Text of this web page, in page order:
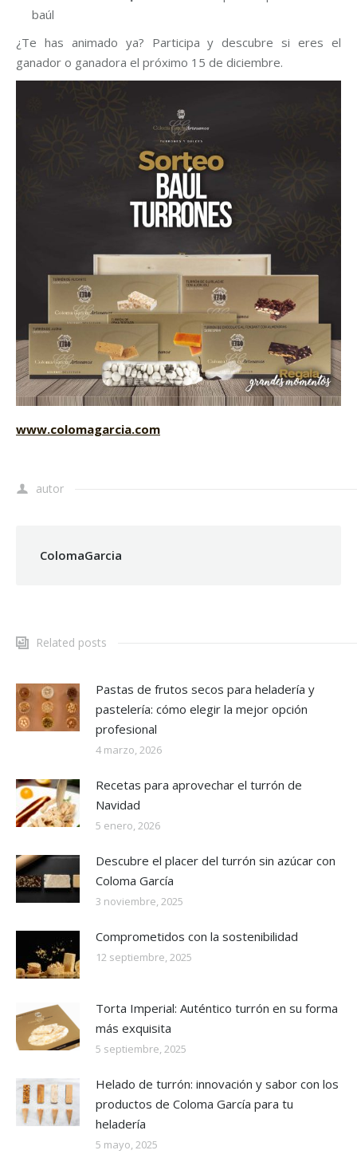
baúl
¿Te has animado ya? Participa y descubre si eres el
ganador o ganadora el próximo 15 de diciembre.
www.colomagarcia.com
autor
ColomaGarcia
Related posts
Pastas de frutos secos para heladería y
pastelería: cómo elegir la mejor opción
profesional
4 marzo, 2026
Recetas para aprovechar el turrón de
Navidad
5 enero, 2026
Descubre el placer del turrón sin azúcar con
Coloma García
3 noviembre, 2025
Comprometidos con la sostenibilidad
12 septiembre, 2025
Torta Imperial: Auténtico turrón en su forma
más exquisita
5 septiembre, 2025
Helado de turrón: innovación y sabor con los
productos de Coloma García para tu
heladería
5 mayo, 2025